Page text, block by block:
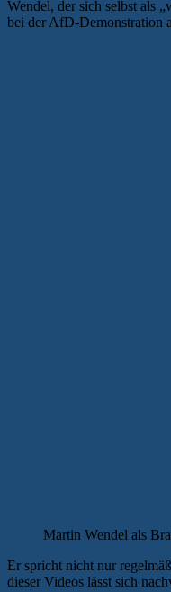
Wendel, der sich selbst als
bei der AfD-Demonstration
Martin Wendel als
Er spricht nicht nur
dieser Videos lässt sich